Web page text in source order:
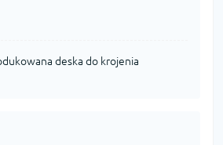
deska do krojenia